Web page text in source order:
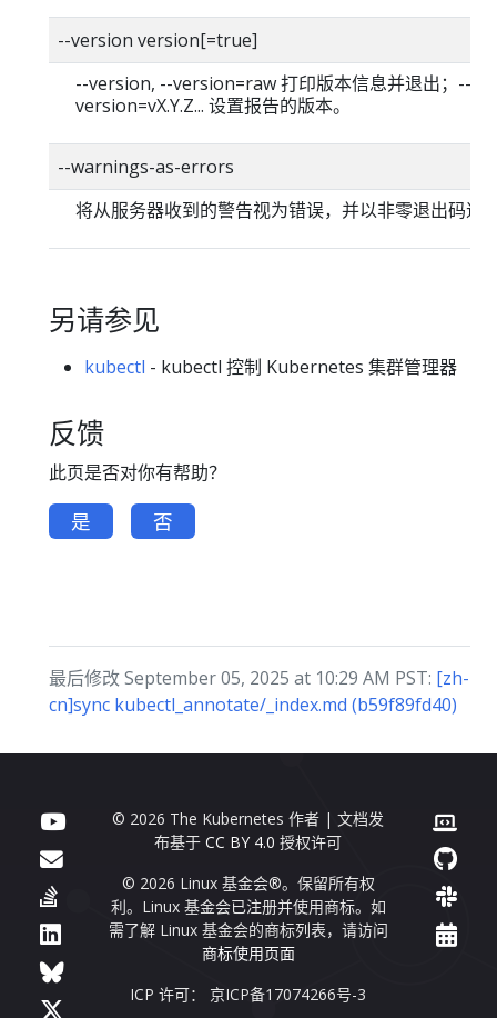
--version version[=true]
--version, --version=raw 打印版本信息并退出；--
version=vX.Y.Z... 设置报告的版本。
--warnings-as-errors
将从服务器收到的警告视为错误，并以非零退出码退
另请参见
kubectl - kubectl 控制 Kubernetes 集群管理器
反馈
此页是否对你有帮助？
是 否
最后修改 September 05, 2025 at 10:29 AM PST: [zh-
cn]sync kubectl_annotate/_index.md (b59f89fd40)
© 2026 The Kubernetes 作者 | 文档发
布基于CC BY 4.0 授权许可
© 2026 Linux 基金会®。保留所有权
利。Linux 基金会已注册并使用商标。如
需了解 Linux 基金会的商标列表，请访问
商标使用页面
ICP 许可： 京ICP备17074266号-3